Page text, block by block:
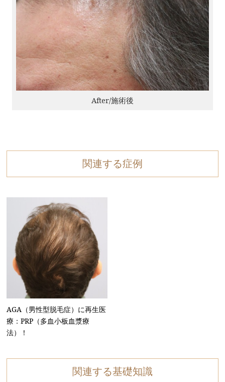
After/施術後
関連する症例
AGA（男性型脱毛症）に再生医
療：PRP（多血小板血漿療
法）！
関連する基礎知識